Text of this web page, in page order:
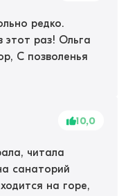
редко.
этот раз! Ольга
С позволенья
10,0
читала
санаторий
на горе,